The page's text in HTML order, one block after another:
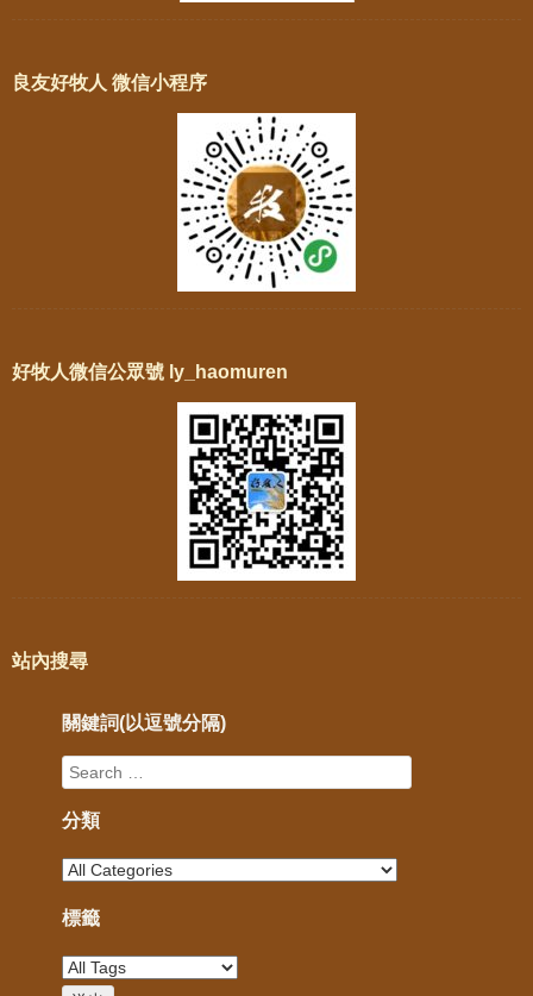
良友好牧人 微信小程序
好牧人微信公眾號 ly_haomuren
站內搜尋
關鍵詞(以逗號分隔)
分類
標籤